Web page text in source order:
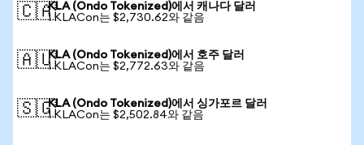
🇨🇦KLA (Ondo Tokenized)에서 캐나다 달러
1 KLACon는 $2,730.62와 같음
🇦🇺KLA (Ondo Tokenized)에서 호주 달러
1 KLACon는 $2,772.63와 같음
🇸🇬KLA (Ondo Tokenized)에서 싱가포르 달러
1 KLACon는 $2,502.84와 같음